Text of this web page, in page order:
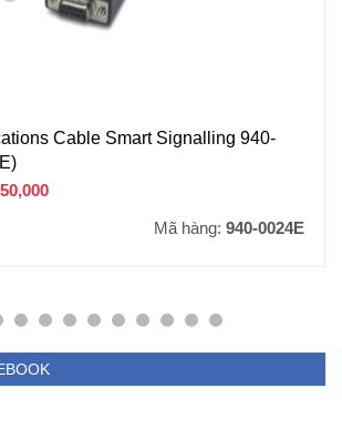
Cable Smart Signalling 940-
Mã hàng: 940-0024E